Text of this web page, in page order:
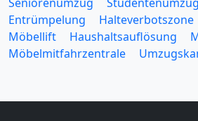
Entrümpelung
Halteverbotszone
Möbellift
Haushaltsauflösung
Möbelmitfahrzentrale